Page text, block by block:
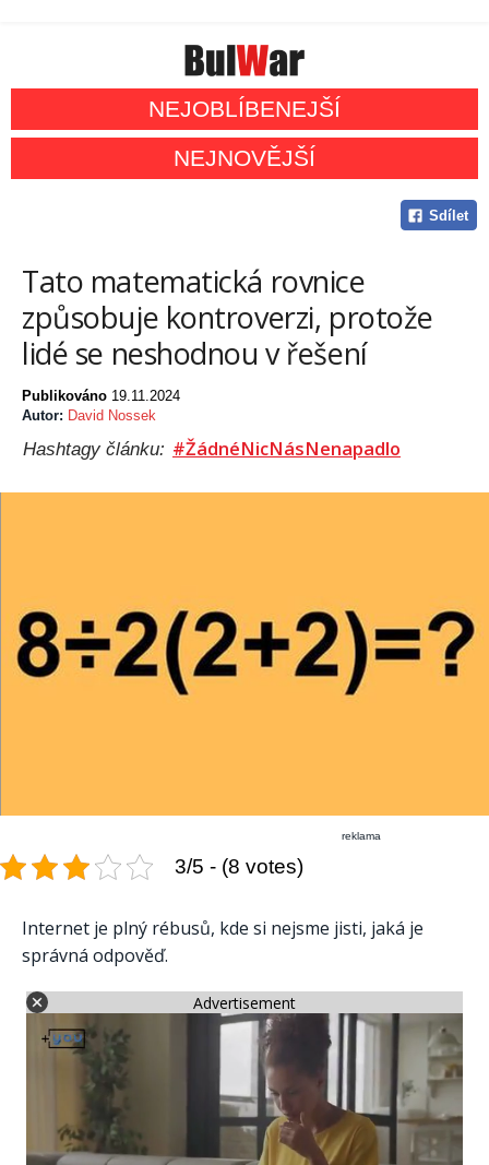
NEJOBLÍBENEJŠÍ
NEJNOVĚJŠÍ
Sdílet
Tato matematická rovnice
způsobuje kontroverzi, protože
lidé se neshodnou v řešení
Publikováno 19.11.2024
Autor: David Nossek
Hashtagy článku: #ŽádnéNicNásNenapadlo
reklama
3/5 - (8 votes)
Internet je plný rébusů, kde si nejsme jisti, jaká je
správná odpověď.
Advertisement